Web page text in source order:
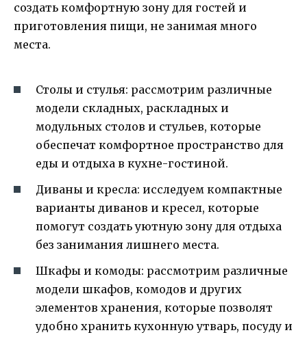
создать комфортную зону для гостей и
приготовления пищи, не занимая много
места.
Столы и стулья: рассмотрим различные
модели складных, раскладных и
модульных столов и стульев, которые
обеспечат комфортное пространство для
еды и отдыха в кухне-гостиной.
Диваны и кресла: исследуем компактные
варианты диванов и кресел, которые
помогут создать уютную зону для отдыха
без занимания лишнего места.
Шкафы и комоды: рассмотрим различные
модели шкафов, комодов и других
элементов хранения, которые позволят
удобно хранить кухонную утварь, посуду и